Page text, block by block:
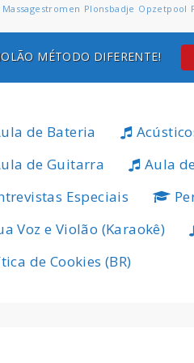
Massagestromen Plonsbadje Opzetpool
MÉTODO DIFERENTE!
de Bateria
de Guitarra
Aula
Especiais
Voz e Violão (Karaokê)
de Cookies (BR)